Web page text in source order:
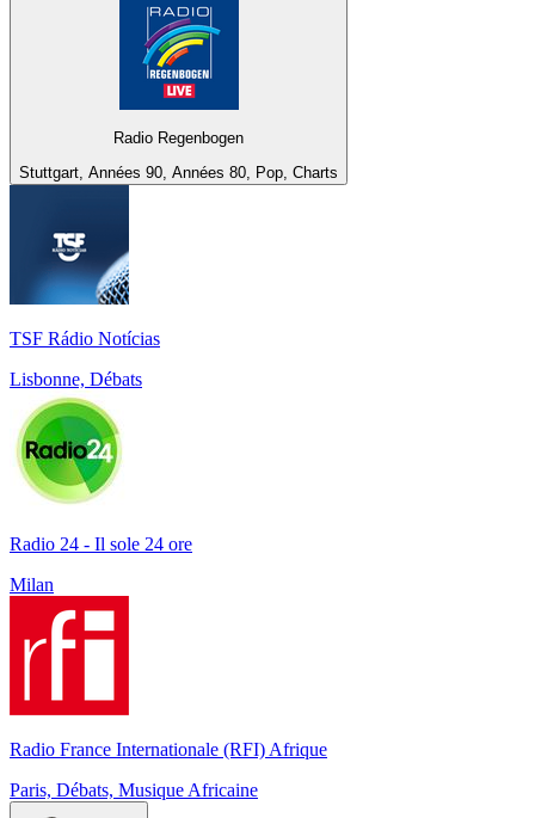
Radio Regenbogen
Stuttgart, Années 90, Années 80, Pop, Charts
TSF Rádio Notícias
Lisbonne, Débats
Radio 24 - Il sole 24 ore
Milan
Radio France Internationale (RFI) Afrique
Paris, Débats, Musique Africaine